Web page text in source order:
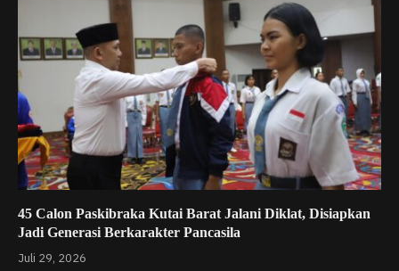
45 Calon Paskibraka Kutai Barat Jalani Diklat, Disiapkan
Jadi Generasi Berkarakter Pancasila
Juli 29, 2026